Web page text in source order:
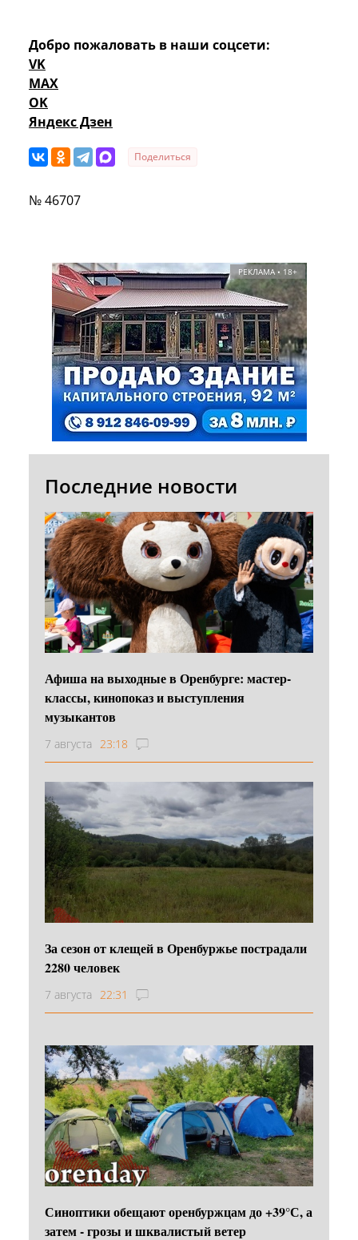
Добро пожаловать в наши соцсети:
VK
MAX
OK
Яндекс Дзен
Поделиться
№ 46707
РЕКЛАМА • 18+
Последние новости
Афиша на выходные в Оренбурге: мастер-
классы, кинопоказ и выступления
музыкантов
7 августа 23:18
За сезон от клещей в Оренбуржье пострадали
2280 человек
7 августа 22:31
Синоптики обещают оренбуржцам до +39°С, а
затем - грозы и шквалистый ветер